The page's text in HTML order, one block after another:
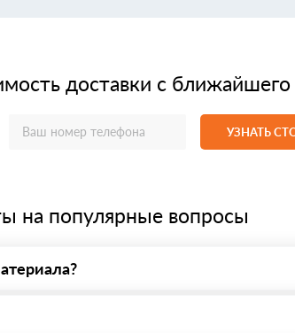
доставки с ближайшего
УЗНАТЬ
на популярные вопросы